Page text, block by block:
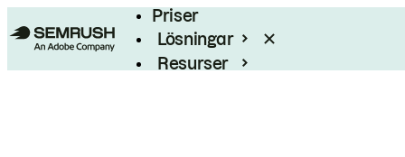
Priser
Lösningar
Resurser